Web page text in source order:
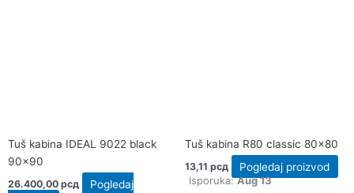
Tuš kabina IDEAL 9022 black
90×90
26.400,00 рсд
Pogledaj
Tuš kabina R80 classic 80×80
13,11 рсд
Pogledaj proizvod
Isporuka:Aug 13